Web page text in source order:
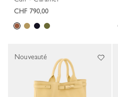
CHF 790,00
Nouveauté